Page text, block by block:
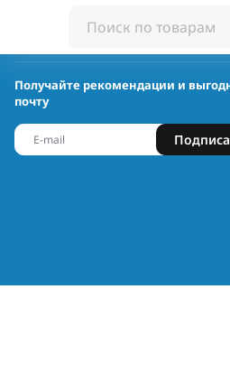
Получайте рекомендации и
почту